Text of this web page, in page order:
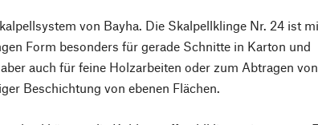
von Bayha. Die Skalpellklinge Nr. 24 ist
Form besonders für gerade Schnitte in Karton und
auch für feine Holzarbeiten oder zum Abtragen von
Beschichtung von ebenen Flächen.